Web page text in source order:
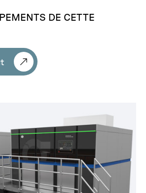
DE CETTE